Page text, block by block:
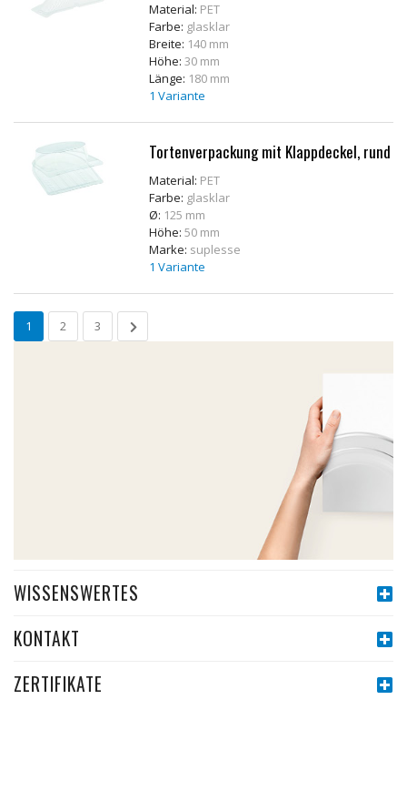
Material: PET
Farbe: glasklar
Breite: 140 mm
Höhe:30 mm
Länge: 180 mm
1 Variante
Tortenverpackung mit Klappdeckel, rund
Material: PET
Farbe: glasklar
Ø: 125 mm
Höhe:50 mm
Marke: suplesse
1 Variante
1 2 3
WISSENSWERTES
KONTAKT
ZERTIFIKATE